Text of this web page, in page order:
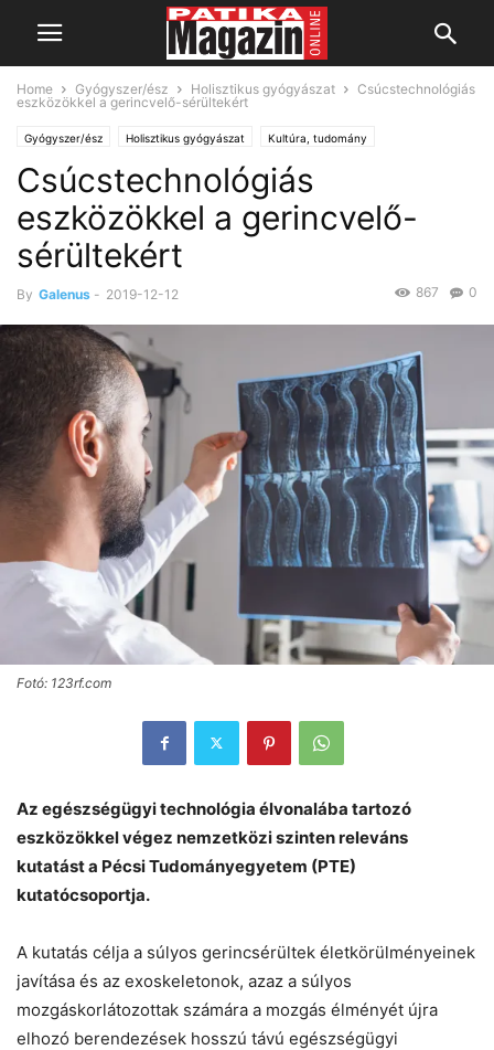
Home Gyógyszer/ész Holisztikus gyógyászat
Csúcstechnológiás
eszközökkel a gerincvelő-sérültekért
Gyógyszer/ész Holisztikus gyógyászat Kultúra, tudomány
Kutatás, fejlesztés Betegségek Mozgásszervi panaszok
Csúcstechnológiás
eszközökkel a gerincvelő-
sérültekért
By Galenus - 2019-12-12 0
867
Fotó: 123rf.com
Az egészségügyi technológia élvonalába tartozó
eszközökkel végez nemzetközi szinten releváns
kutatást a Pécsi Tudományegyetem (PTE)
kutatócsoportja.
A kutatás célja a súlyos gerincsérültek életkörülményeinek
javítása és az exoskeletonok, azaz a súlyos
mozgáskorlátozottak számára a mozgás élményét újra
elhozó berendezések hosszú távú egészségügyi